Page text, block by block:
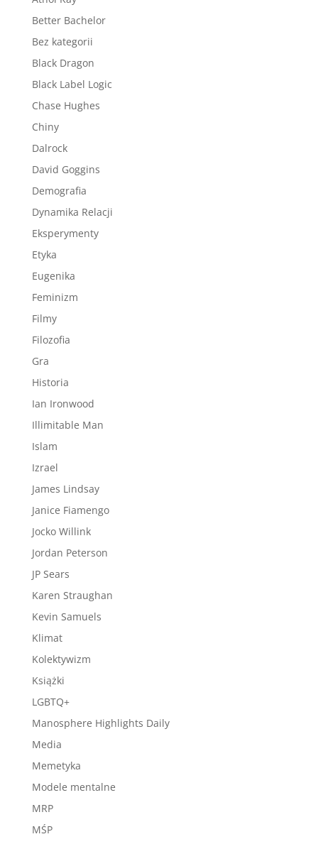
Better Bachelor
Bez kategorii
Black Dragon
Black Label Logic
Chase Hughes
Chiny
Dalrock
David Goggins
Demografia
Dynamika Relacji
Eksperymenty
Etyka
Eugenika
Feminizm
Filmy
Filozofia
Gra
Historia
Ian Ironwood
Illimitable Man
Islam
Izrael
James Lindsay
Janice Fiamengo
Jocko Willink
Jordan Peterson
JP Sears
Karen Straughan
Kevin Samuels
Klimat
Kolektywizm
Książki
LGBTQ+
Manosphere Highlights Daily
Media
Memetyka
Modele mentalne
MRP
MŚP